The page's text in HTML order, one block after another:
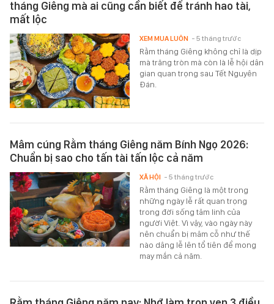
tháng Giêng mà ai cũng cần biết để tránh hao tài,
mất lộc
Rằm tháng Giêng không chỉ là dịp
mà trăng tròn mà còn là lễ hội dân
gian quan trọng sau Tết Nguyên
Đán.
XEM MUA LUÔN - 5 tháng trước
Mâm cúng Rằm tháng Giêng năm Bính Ngọ 2026:
Chuẩn bị sao cho tấn tài tấn lộc cả năm
Rằm tháng Giêng là một trong
những ngày lễ rất quan trọng
trong đời sống tâm linh của
người Việt. Vì vậy, vào ngày này
nên chuẩn bị mâm cỗ như thế
nào dâng lễ lên tổ tiên để mong
may mắn cả năm.
XÃ HỘI - 5 tháng trước